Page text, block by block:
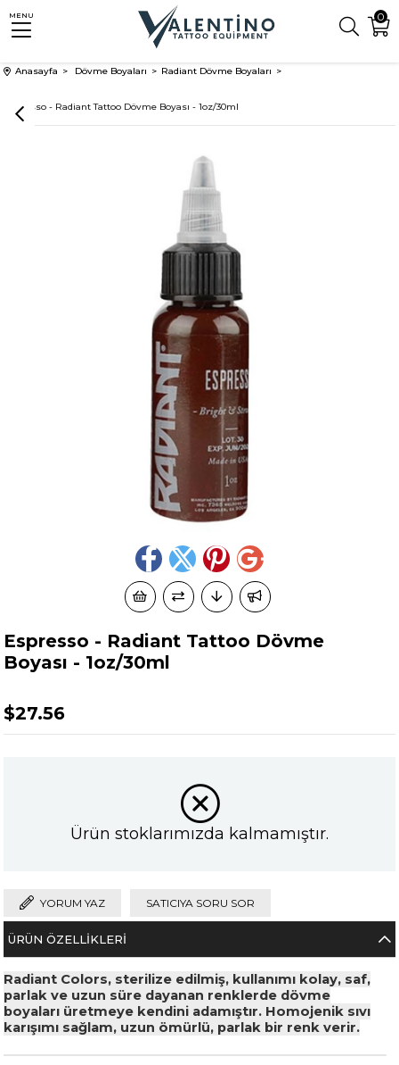
0
MENU
Anasayfa Dövme Boyaları Radiant Dövme Boyaları
Espresso - Radiant Tattoo Dövme Boyası - 1oz/30ml
Espresso - Radiant Tattoo Dövme
Boyası - 1oz/30ml
$27.56
Ürün stoklarımızda kalmamıştır.
YORUM YAZ SATICIYA SORU SOR
ÜRÜN ÖZELLIKLERI
Radiant Colors, sterilize edilmiş, kullanımı kolay, saf,
parlak ve uzun süre dayanan renklerde dövme
boyaları üretmeye kendini adamıştır. Homojenik sıvı
karışımı sağlam, uzun ömürlü, parlak bir renk verir.